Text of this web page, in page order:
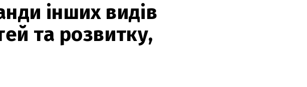
інших видів
та розвитку,